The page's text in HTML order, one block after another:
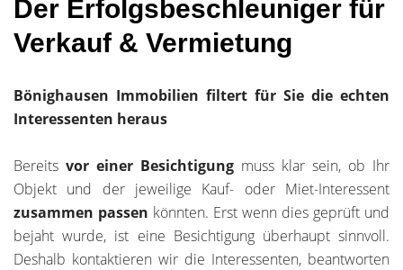
Der Erfolgsbeschleuniger für
Verkauf & Vermietung
Bönighausen Immobilien filtert für Sie die echten
Interessenten heraus
Bereits vor einer Besichtigung muss klar sein, ob Ihr
Objekt und der jeweilige Kauf- oder Miet-Interessent
zusammen passen könnten. Erst wenn dies geprüft und
bejaht wurde, ist eine Besichtigung überhaupt sinnvoll.
Deshalb kontaktieren wir die Interessenten, beantworten